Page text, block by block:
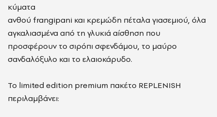
κύματα
ανθού frangipani και κρεμώδη πέταλα γιασεμιού, όλα
αγκαλιασμένα από τη γλυκιά αίσθηση που
προσφέρουν το σιρόπι σφενδάμου, το μαύρο
σανδαλόξυλο και το ελαιοκάρυδο.
Το limited edition premium πακέτο REPLENISH
περιλαμβάνει: